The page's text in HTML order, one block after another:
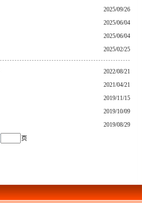
2025/09/26
2025/06/04
2025/06/04
2025/02/25
2022/08/21
2021/04/21
2019/11/15
2019/10/09
2019/08/29
页